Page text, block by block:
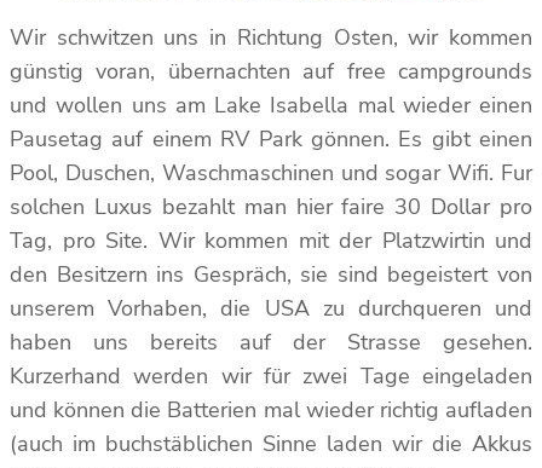
Wir schwitzen uns in Richtung Osten, wir kommen
günstig voran, übernachten auf free campgrounds
und wollen uns am Lake Isabella mal wieder einen
Pausetag auf einem RV Park gönnen. Es gibt einen
Pool, Duschen, Waschmaschinen und sogar Wifi. Fur
solchen Luxus bezahlt man hier faire 30 Dollar pro
Tag, pro Site. Wir kommen mit der Platzwirtin und
den Besitzern ins Gespräch, sie sind begeistert von
unserem Vorhaben, die USA zu durchqueren und
haben uns bereits auf der Strasse gesehen.
Kurzerhand werden wir für zwei Tage eingeladen
und können die Batterien mal wieder richtig aufladen
(auch im buchstäblichen Sinne laden wir die Akkus